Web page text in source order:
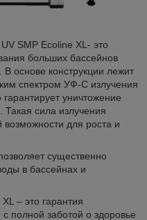
SMP Ecoline XL- это
больших бассейнов
В основе конструкции лежит
спектром УФ-С излучения
уничтожение
Такая сила излучения
для роста и
существенно
в бассейнах и
– это гарантия
полной заботой о здоровье